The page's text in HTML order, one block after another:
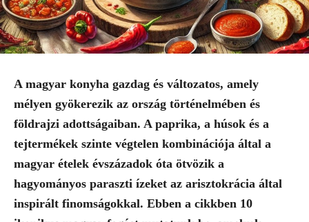
A magyar konyha gazdag és változatos, amely
mélyen gyökerezik az ország történelmében és
földrajzi adottságaiban. A paprika, a húsok és a
tejtermékek szinte végtelen kombinációja által a
magyar ételek évszázadok óta ötvözik a
hagyományos paraszti ízeket az arisztokrácia által
inspirált finomságokkal. Ebben a cikkben 10